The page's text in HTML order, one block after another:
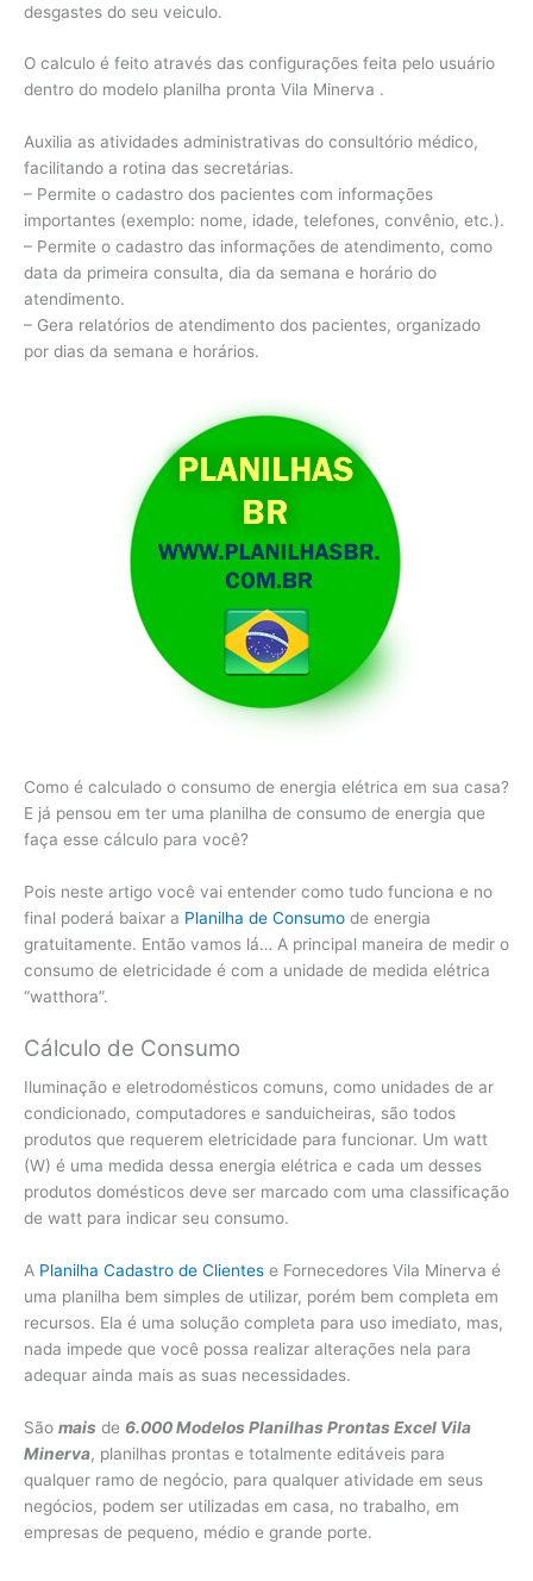
desgastes do seu veiculo.
O calculo é feito através das configurações feita pelo usuário
dentro do modelo planilha pronta Vila Minerva .
Auxilia as atividades administrativas do consultório médico,
facilitando a rotina das secretárias.
– Permite o cadastro dos pacientes com informações
importantes (exemplo: nome, idade, telefones, convênio, etc.).
– Permite o cadastro das informações de atendimento, como
data da primeira consulta, dia da semana e horário do
atendimento.
– Gera relatórios de atendimento dos pacientes, organizado
por dias da semana e horários.
Como é calculado o consumo de energia elétrica em sua casa?
E já pensou em ter uma planilha de consumo de energia que
faça esse cálculo para você?
Pois neste artigo você vai entender como tudo funciona e no
final poderá baixar a Planilha de Consumo de energia
gratuitamente. Então vamos lá… A principal maneira de medir o
consumo de eletricidade é com a unidade de medida elétrica
“watthora”.
Cálculo de Consumo
Iluminação e eletrodomésticos comuns, como unidades de ar
condicionado, computadores e sanduicheiras, são todos
produtos que requerem eletricidade para funcionar. Um watt
(W) é uma medida dessa energia elétrica e cada um desses
produtos domésticos deve ser marcado com uma classificação
de watt para indicar seu consumo.
A Planilha Cadastro de Clientes e Fornecedores Vila Minerva é
uma planilha bem simples de utilizar, porém bem completa em
recursos. Ela é uma solução completa para uso imediato, mas,
nada impede que você possa realizar alterações nela para
adequar ainda mais as suas necessidades.
São mais de 6.000 Modelos Planilhas Prontas Excel Vila
Minerva, planilhas prontas e totalmente editáveis para
qualquer ramo de negócio, para qualquer atividade em seus
negócios, podem ser utilizadas em casa, no trabalho, em
empresas de pequeno, médio e grande porte.